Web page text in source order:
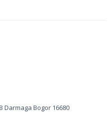
Darmaga Bogor 16680